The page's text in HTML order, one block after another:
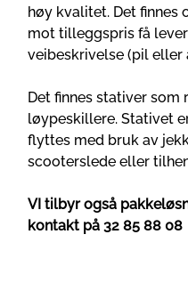
høy kvalitet. Det finnes
mot tilleggspris få
veibeskrivelse (pil eller
Det finnes stativer som
løypeskillere. Stativet
flyttes med bruk av
scooterslede eller
VI tilbyr også
kontakt på 32 85 88 08